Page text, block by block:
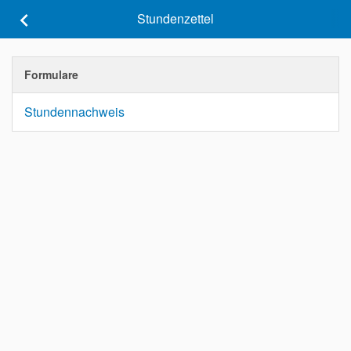
keyboard_arrow_left Stundenzettel
Formulare
Stundennachweis